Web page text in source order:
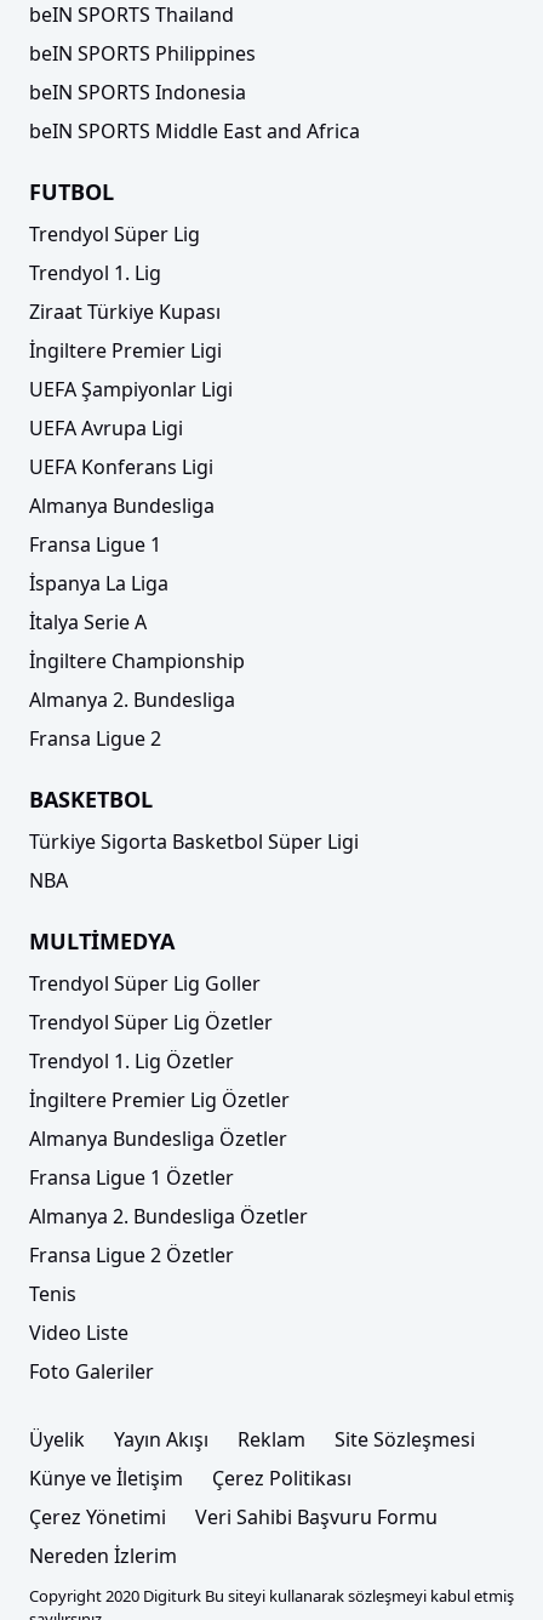
beIN SPORTS Thailand
beIN SPORTS Philippines
beIN SPORTS Indonesia
beIN SPORTS Middle East and Africa
FUTBOL
Trendyol Süper Lig
Trendyol 1. Lig
Ziraat Türkiye Kupası
İngiltere Premier Ligi
UEFA Şampiyonlar Ligi
UEFA Avrupa Ligi
UEFA Konferans Ligi
Almanya Bundesliga
Fransa Ligue 1
İspanya La Liga
İtalya Serie A
İngiltere Championship
Almanya 2. Bundesliga
Fransa Ligue 2
BASKETBOL
Türkiye Sigorta Basketbol Süper Ligi
NBA
MULTİMEDYA
Trendyol Süper Lig Goller
Trendyol Süper Lig Özetler
Trendyol 1. Lig Özetler
İngiltere Premier Lig Özetler
Almanya Bundesliga Özetler
Fransa Ligue 1 Özetler
Almanya 2. Bundesliga Özetler
Fransa Ligue 2 Özetler
Tenis
Video Liste
Foto Galeriler
Üyelik Yayın Akışı Reklam
Site Sözleşmesi
Künye ve İletişim
Çerez Politikası
Çerez Yönetimi
Veri Sahibi Başvuru Formu
Nereden İzlerim
Copyright 2020 Digiturk Bu siteyi kullanarak sözleşmeyi kabul etmiş